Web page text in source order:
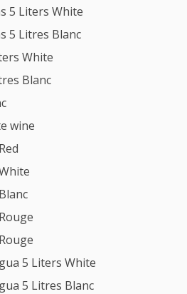
5 Liters White
5 Litres Blanc
White
Blanc
wine
5 Liters White
5 Litres Blanc